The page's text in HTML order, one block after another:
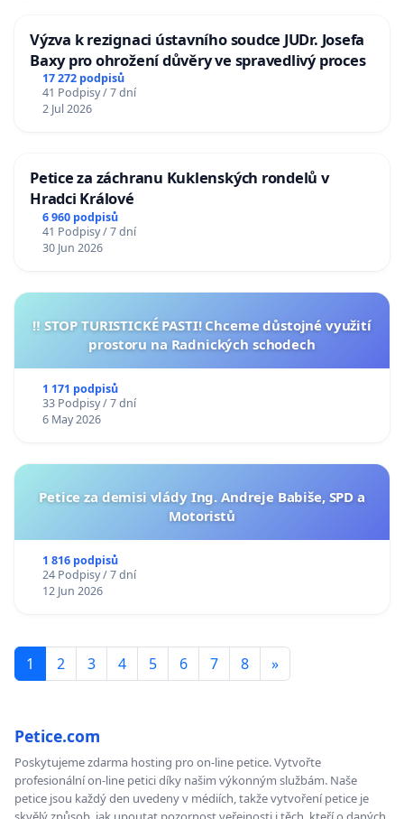
Výzva k rezignaci ústavního soudce JUDr. Josefa
Baxy pro ohrožení důvěry ve spravedlivý proces
17 272 podpisů
41 Podpisy / 7 dní
2 Jul 2026
Petice za záchranu Kuklenských rondelů v
Hradci Králové
6 960 podpisů
41 Podpisy / 7 dní
30 Jun 2026
‼️ STOP TURISTICKÉ PASTI! Chceme důstojné využití
prostoru na Radnických schodech
1 171 podpisů
33 Podpisy / 7 dní
6 May 2026
Petice za demisi vlády Ing. Andreje Babiše, SPD a
Motoristů
1 816 podpisů
24 Podpisy / 7 dní
12 Jun 2026
1 2 3 4 5 6 7 8 »
Petice.com
Poskytujeme zdarma hosting pro on-line petice. Vytvořte
profesionální on-line petici díky našim výkonným službám. Naše
petice jsou každý den uvedeny v médiích, takže vytvoření petice je